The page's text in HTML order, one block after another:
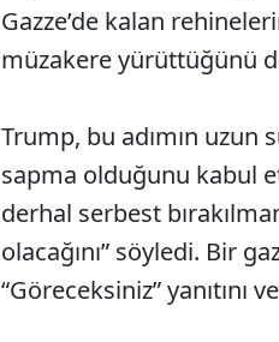
Gazze’de kalan
müzakere yürüttüğünü
Trump, bu adımın uzun
sapma olduğunu kabul
derhal serbest
olacağını” söyledi. Bir
“Göreceksiniz” yanıtını